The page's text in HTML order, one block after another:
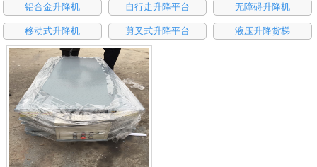
铝合金升降机 自行走升降平台 无障碍升降机
移动式升降机 剪叉式升降平台 液压升降货梯